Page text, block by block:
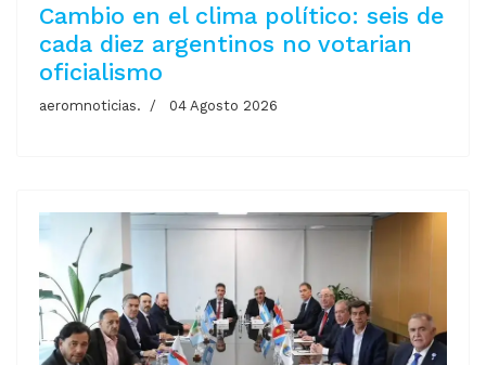
Cambio en el clima político: seis de
cada diez argentinos no votarian
oficialismo
aeromnoticias. 04 Agosto 2026